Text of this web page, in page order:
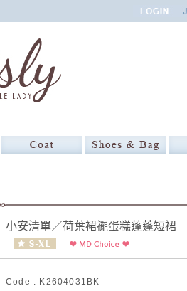
小安清單／荷葉裙襬蛋糕蓬蓬短裙
Code : K2604031BK